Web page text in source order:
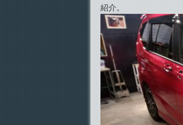
紹介。